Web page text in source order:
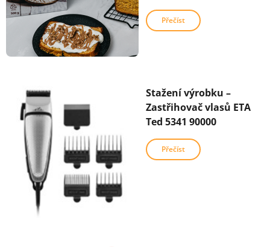
zaručené výsledky v
kuchyni
Přečíst
Stažení výrobku –
Zastřihovač vlasů ETA
Ted 5341 90000
Přečíst